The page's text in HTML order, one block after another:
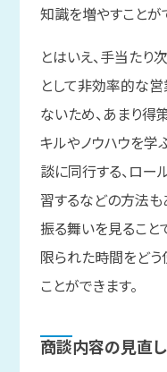
知識を増やすことが
とはいえ、手当たり
として非効率的な
ないため、あまり得
キルやノウハウを学
談に同行する、ロー
習するなどの方法も
振る舞いを見ること
限られた時間をどう
ことができます。
商談内容の見直